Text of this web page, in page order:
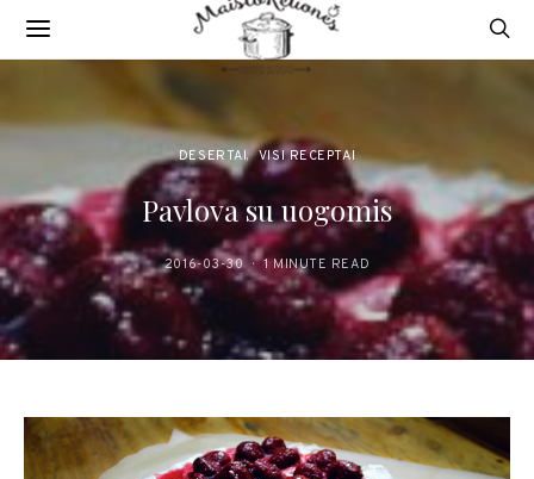
DESERTAI VISI RECEPTAI
Pavlova su uogomis
2016-03-30 1 MINUTE READ